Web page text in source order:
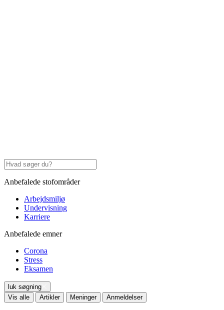
Anbefalede stofområder
Arbejdsmiljø
Undervisning
Karriere
Anbefalede emner
Corona
Stress
Eksamen
luk søgning
Vis alle
Artikler Meninger Anmeldelser